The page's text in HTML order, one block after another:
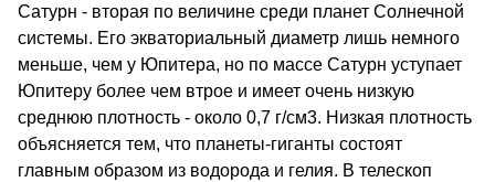
Сатурн - вторая по величине среди планет Солнечной
системы. Его экваториальный диаметр лишь немного
меньше, чем у Юпитера, но по массе Сатурн уступает
Юпитеру более чем втрое и имеет очень низкую
среднюю плотность - около 0,7 г/см3. Низкая плотность
объясняется тем, что планеты-гиганты состоят
главным образом из водорода и гелия. В телескоп